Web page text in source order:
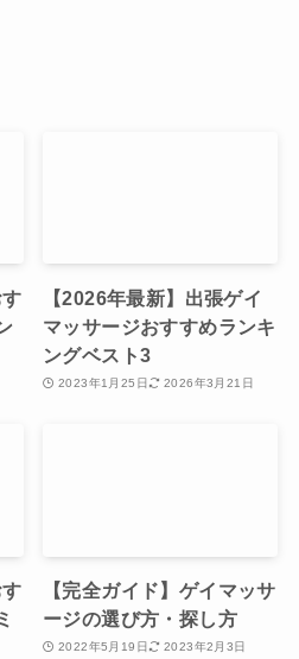
【2026年最新】出張ゲイ
マッサージおすすめランキ
ングベスト3
2023年1月25日 2026年3月21日
【完全ガイド】ゲイマッサ
ージの選び方・探し方
2022年5月19日 2023年2月3日